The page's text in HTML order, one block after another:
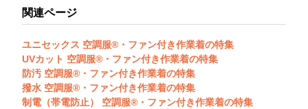
関連ページ
ユニセックス 空調服®・ファン付き作業着の特集
UVカット 空調服®・ファン付き作業着の特集
防汚 空調服®・ファン付き作業着の特集
撥水 空調服®・ファン付き作業着の特集
制電（帯電防止） 空調服®・ファン付き作業着の特集